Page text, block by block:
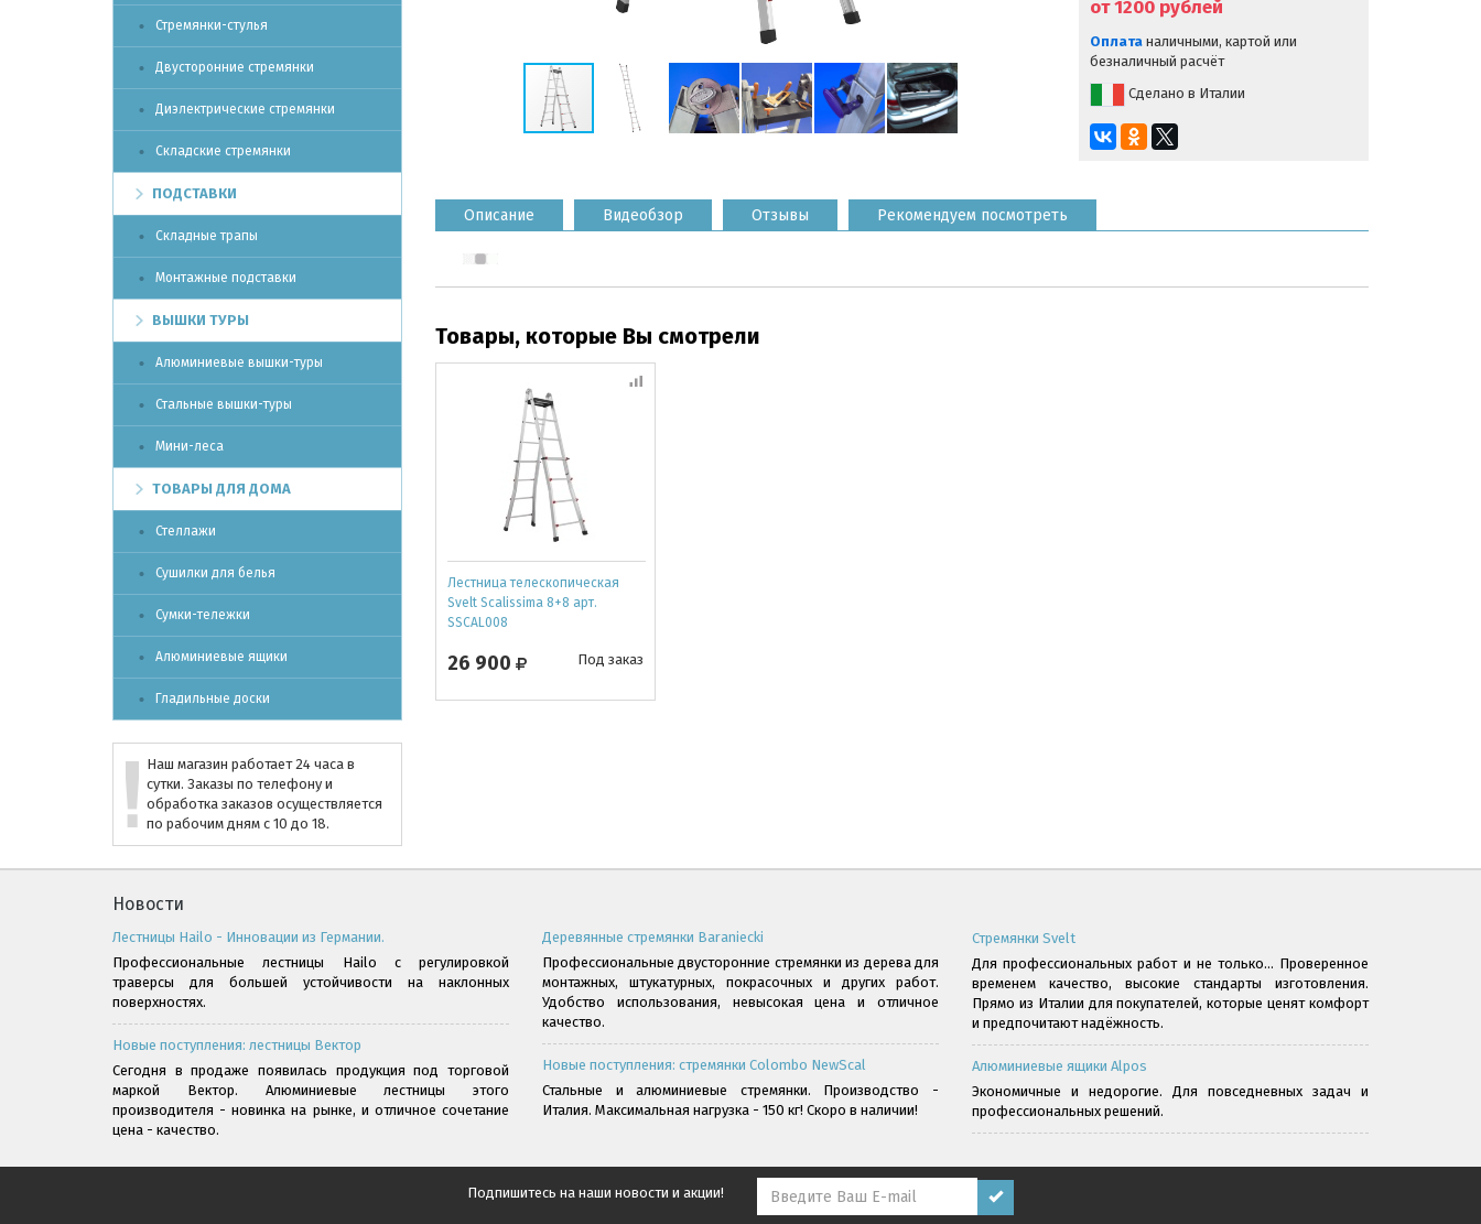
Стремянки-стулья
Двусторонние стремянки
Диэлектрические стремянки
Складские стремянки
ПОДСТАВКИ
Складные трапы
Монтажные подставки
ВЫШКИ ТУРЫ
Алюминиевые вышки-туры
Стальные вышки-туры
Мини-леса
ТОВАРЫ ДЛЯ ДОМА
Стеллажи
Сушилки для белья
Сумки-тележки
Алюминиевые ящики
Гладильные доски
Наш магазин работает 24 часа в
сутки. Заказы по телефону и
обработка заказов осуществляется
по рабочим дням с 10 до 18.
от 1200 рублей
Оплата наличными, картой или
безналичный расчёт
Сделано в Италии
Описание Видеобзор Отзывы Рекомендуем посмотреть
Товары, которые Вы смотрели
Лестница телескопическая
Svelt Scalissima 8+8 арт.
SSCAL008
26 900 Под заказ
Новости
Лестницы Hailo - Инновации из Германии.
Профессиональные лестницы Hailo с регулировкой
траверсы для большей устойчивости на наклонных
поверхностях.
Новые поступления: лестницы Вектор
Сегодня в продаже появилась продукция под торговой
маркой Вектор. Алюминиевые лестницы этого
производителя - новинка на рынке, и отличное сочетание
цена - качество.
Деревянные стремянки Baraniecki
Профессиональные двусторонние стремянки из дерева для
монтажных, штукатурных, покрасочных и других работ.
Удобство использования, невысокая цена и отличное
качество.
Новые поступления: стремянки Colombo NewScal
Стальные и алюминиевые стремянки. Производство -
Италия. Максимальная нагрузка - 150 кг! Скоро в наличии!
Стремянки Svelt
Для профессиональных работ и не только... Проверенное
временем качество, высокие стандарты изготовления.
Прямо из Италии для покупателей, которые ценят комфорт
и предпочитают надёжность.
Алюминиевые ящики Alpos
Экономичные и недорогие. Для повседневных задач и
профессиональных решений.
Подпишитесь на наши новости и акции!